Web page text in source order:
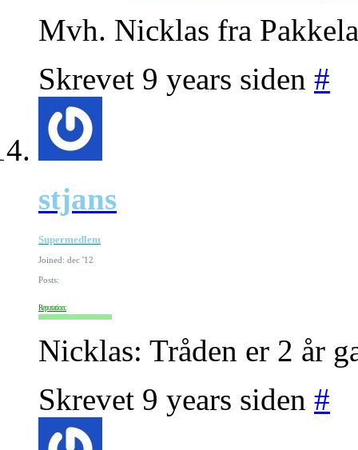
Mvh. Nicklas fra
Skrevet 9 years siden #
stjans
Supermedlem
Joined: dec '12
Posts:
Reputation:
Nicklas: Tråden er 2 år
Skrevet 9 years siden #